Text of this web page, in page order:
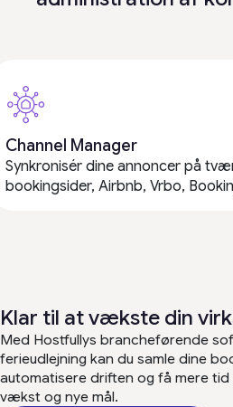
Channel Manager
Synkronisér dine annoncer på
bookingsider, Airbnb, Vrbo,
Klar til at vækste din
Med Hostfullys brancheførende
ferieudlejning kan du samle dine
automatisere driften og få mere
vækst og nye mål.